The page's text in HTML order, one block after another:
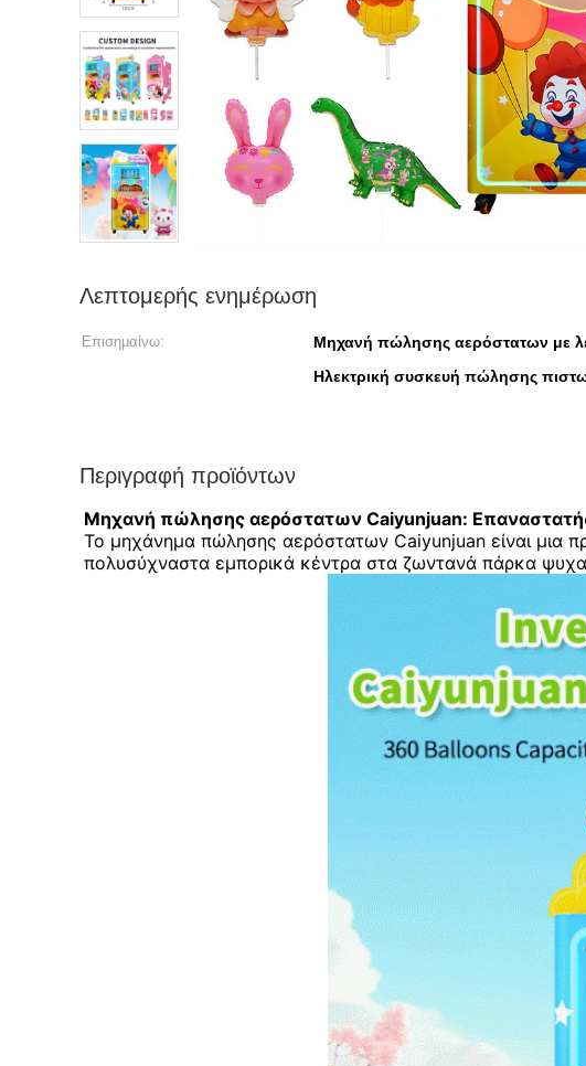
Λεπτομερής ενημέρωση
Επισημαίνω: Μηχανή πώλησης αερόστατων με
Ηλεκτρική συσκευή πώλησης
Περιγραφή προϊόντων
Μηχανή πώλησης αερόστατων Caiyunjuan:
Το μηχάνημα πώλησης αερόστατων Caiyunjuan είναι μια
πολυσύχναστα εμπορικά κέντρα στα ζωντανά πάρκα